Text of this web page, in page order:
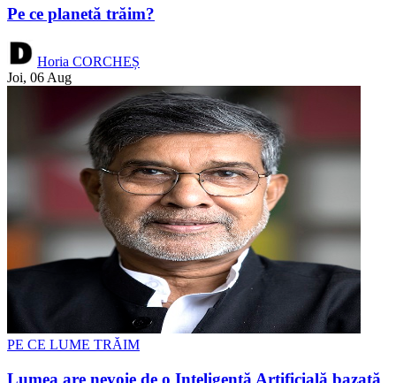
Pe ce planetă trăim?
Horia CORCHEȘ
Joi, 06 Aug
PE CE LUME TRĂIM
Lumea are nevoie de o Inteligență Artificială bazată